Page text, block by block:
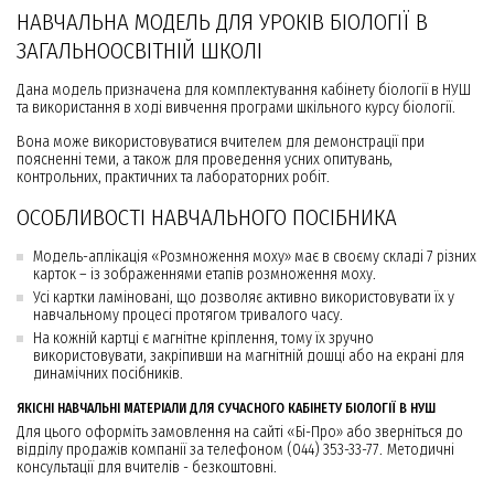
НАВЧАЛЬНА МОДЕЛЬ ДЛЯ УРОКІВ БІОЛОГІЇ В
ЗАГАЛЬНООСВІТНІЙ ШКОЛІ
Дана модель призначена для комплектування кабінету біології в НУШ
та використання в ході вивчення програми шкільного курсу біології.
Вона може використовуватися вчителем для демонстрації при
поясненні теми, а також для проведення усних опитувань,
контрольних, практичних та лабораторних робіт.
ОСОБЛИВОСТІ НАВЧАЛЬНОГО ПОСІБНИКА
Модель-аплікація «Розмноження моху» має в своєму складі 7 різних
карток – із зображеннями етапів розмноження моху.
Усі картки ламіновані, що дозволяє активно використовувати їх у
навчальному процесі протягом тривалого часу.
На кожній картці є магнітне кріплення, тому їх зручно
використовувати, закріпивши на магнітній дошці або на екрані для
динамічних посібників.
ЯКІСНІ НАВЧАЛЬНІ МАТЕРІАЛИ ДЛЯ СУЧАСНОГО КАБІНЕТУ БІОЛОГІЇ В НУШ
Для цього оформіть замовлення на сайті «Бі-Про» або зверніться до
відділу продажів компанії за телефоном (044) 353-33-77. Методичні
консультації для вчителів - безкоштовні.